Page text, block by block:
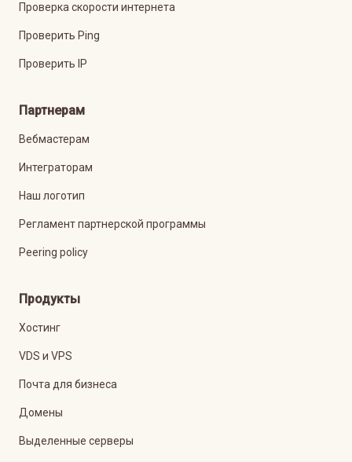
Проверка скорости интернета
Проверить Ping
Проверить IP
Партнерам
Вебмастерам
Интеграторам
Наш логотип
Регламент партнерской программы
Peering policy
Продукты
Хостинг
VDS и VPS
Почта для бизнеса
Домены
Выделенные серверы